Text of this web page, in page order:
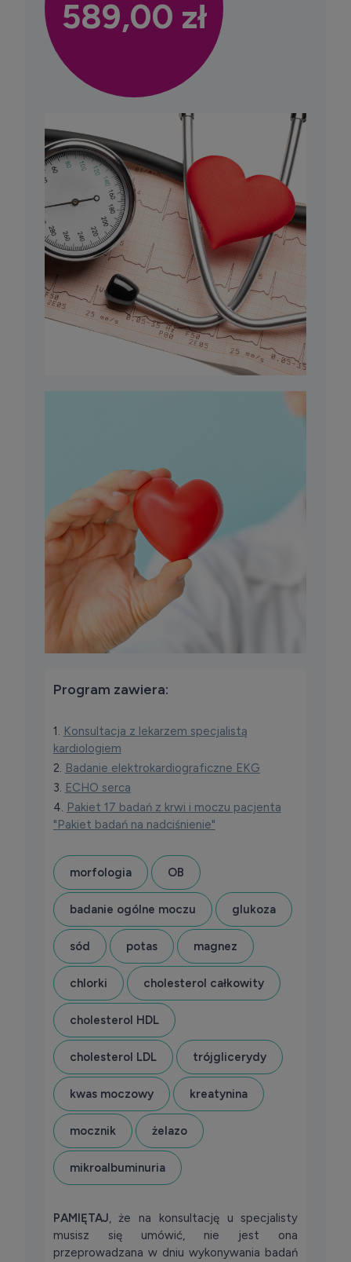
589,00 zł
Program zawiera:
1. Konsultacja z lekarzem specjalistą
kardiologiem
2. Badanie elektrokardiograficzne EKG
3. ECHO serca
4. Pakiet 17 badań z krwi i moczu pacjenta
"Pakiet badań na nadciśnienie"
morfologia OB
badanie ogólne moczu glukoza
sód potas magnez
chlorki cholesterol całkowity
cholesterol HDL
cholesterol LDL trójglicerydy
kwas moczowy kreatynina
mocznik żelazo
mikroalbuminuria
PAMIĘTAJ, że na konsultację u specjalisty
musisz się umówić, nie jest ona
przeprowadzana w dniu wykonywania badań